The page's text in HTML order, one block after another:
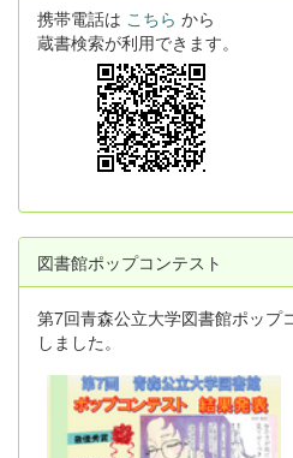
携帯電話は こちら から
蔵書検索が利用できます。
図書館ポップコンテスト
第7回青森公立大学図書館ポップ
しました。